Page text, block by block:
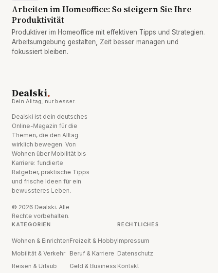
Arbeiten im Homeoffice: So steigern Sie Ihre
Produktivität
Produktiver im Homeoffice mit effektiven Tipps und Strategien.
Arbeitsumgebung gestalten, Zeit besser managen und
fokussiert bleiben.
Dealski.
Dein Alltag, nur besser.
Dealski ist dein deutsches
Online-Magazin für die
Themen, die den Alltag
wirklich bewegen. Von
Wohnen über Mobilität bis
Karriere: fundierte
Ratgeber, praktische Tipps
und frische Ideen für ein
bewussteres Leben.
© 2026 Dealski. Alle
Rechte vorbehalten.
KATEGORIEN
Wohnen & Einrichten
Mobilität & Verkehr
Reisen & Urlaub
Freizeit & Hobby
Beruf & Karriere
Geld & Business
RECHTLICHES
Impressum
Datenschutz
Kontakt